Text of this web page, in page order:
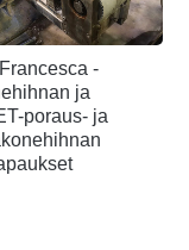
-
ja
poraus- ja